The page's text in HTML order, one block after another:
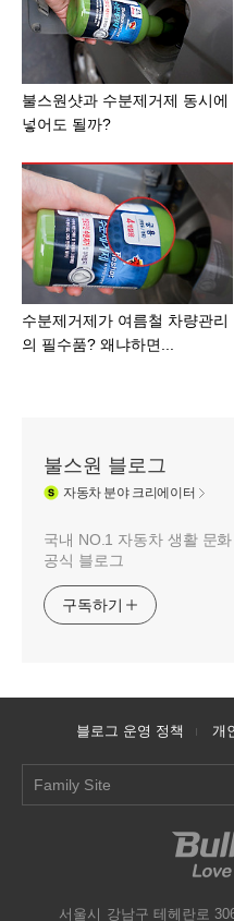
불스원샷과 수분제거제 동시에
넣어도 될까?
수분제거제가 여름철 차량관리
의 필수품? 왜냐하면...
불스원 블로그
자동차분야 크리에이터
국내 NO.1 자동차 생활 문화
공식 블로그
구독하기
블로그 운영 정책 개
서울시 강남구 테헤란로
Family Site